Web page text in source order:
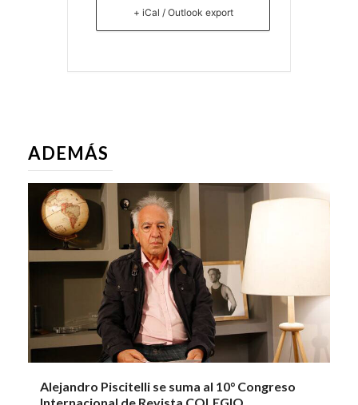
+ iCal / Outlook export
ADEMÁS
Alejandro Piscitelli se suma al 10° Congreso
Internacional de Revista COLEGIO